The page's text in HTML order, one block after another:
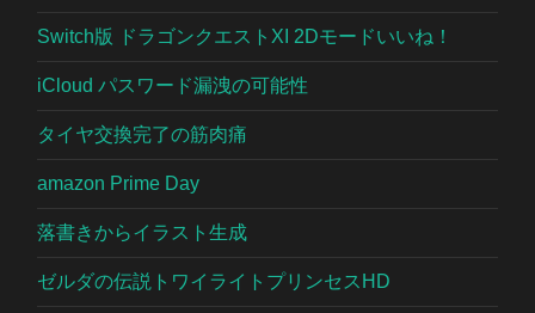
Switch版 ドラゴンクエストXI 2Dモードいいね！
iCloud パスワード漏洩の可能性
タイヤ交換完了の筋肉痛
amazon Prime Day
落書きからイラスト生成
ゼルダの伝説トワイライトプリンセスHD